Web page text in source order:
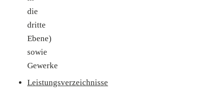
die
dritte
Ebene)
sowie
Gewerke
Leistungsverzeichnisse